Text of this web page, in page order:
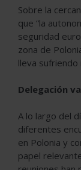
Sobre la
que “la
seguridad
zona de
lleva sufriendo
Delegación
A lo largo del
diferentes
en Polonia y
papel